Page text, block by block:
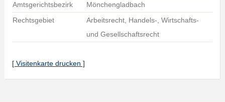
Amtsgerichtsbezirk
Mönchengladbach
Rechtsgebiet
Arbeitsrecht, Handels-, Wirtschafts-
und Gesellschaftsrecht
[ Visitenkarte drucken ]